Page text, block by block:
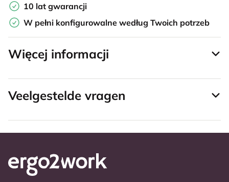
10 lat gwarancji
W pełni konfigurowalne według Twoich potrzeb
Więcej informacji
Veelgestelde vragen